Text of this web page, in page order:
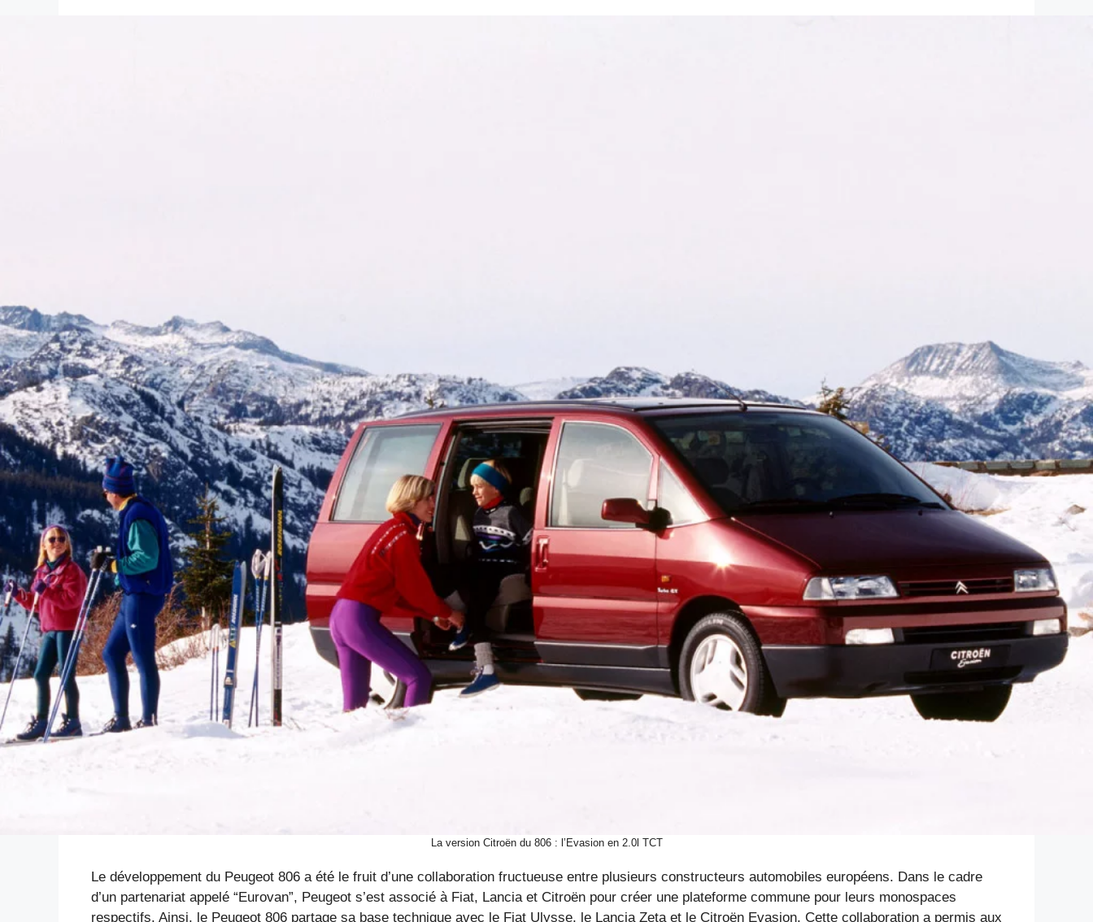
La version Citroën du 806 : l’Evasion en 2.0l TCT
Le développement du Peugeot 806 a été le fruit d’une collaboration fructueuse entre plusieurs constructeurs automobiles européens. Dans le cadre
d’un partenariat appelé “Eurovan”, Peugeot s’est associé à Fiat, Lancia et Citroën pour créer une plateforme commune pour leurs monospaces
respectifs. Ainsi, le Peugeot 806 partage sa base technique avec le Fiat Ulysse, le Lancia Zeta et le Citroën Evasion. Cette collaboration a permis aux